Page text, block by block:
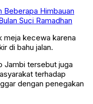
Beberapa Himbauan
Suci Ramadhan
meja kecewa karena
di bahu jalan.
Jambi tersebut juga
terhadap
dengan penegakan